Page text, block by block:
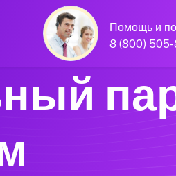
Помощь и
8 (800) 505-